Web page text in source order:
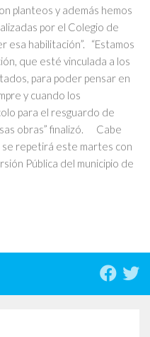
planteos y además hemos
por el Colegio de
habilitación”. “Estamos
que esté vinculada a los
para poder pensar en
y cuando los
para el resguardo de
obras” finalizó. Cabe
repetirá este martes con
Pública del municipio de